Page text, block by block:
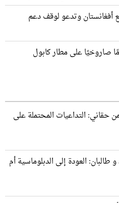
أفغانستان وتدعو لوقف دعم
صاروخيًا على مطار كابول
حقاني: التداعيات المحتملة على
و طالبان: العودة إلى الدبلوماسية أم